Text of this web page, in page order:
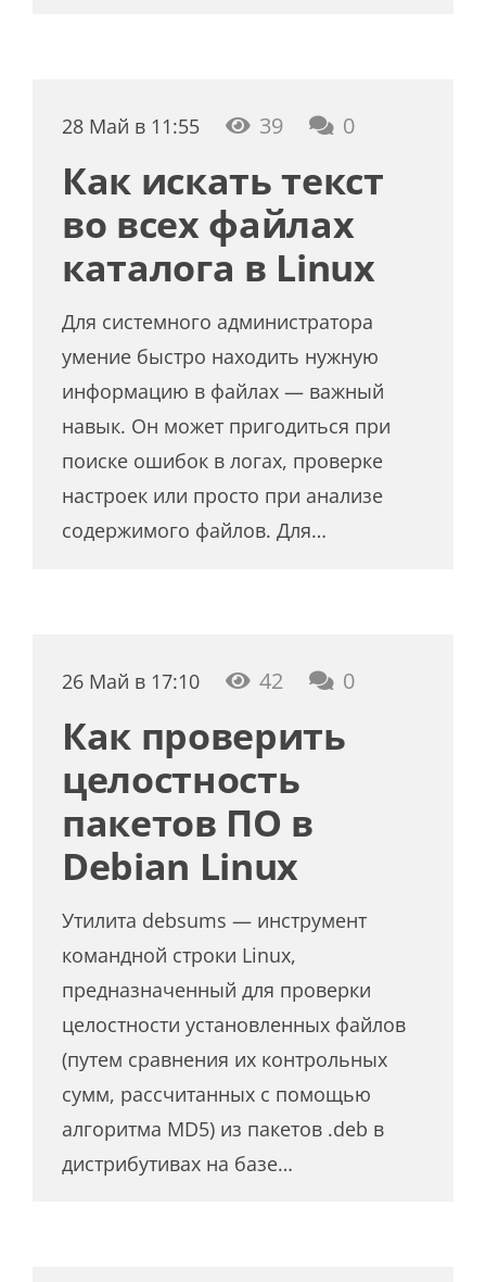
28 Май в 11:55 39 0
Как искать текст
во всех файлах
каталога в Linux
Для системного администратора
умение быстро находить нужную
информацию в файлах — важный
навык. Он может пригодиться при
поиске ошибок в логах, проверке
настроек или просто при анализе
содержимого файлов. Для…
26 Май в 17:10 42 0
Как проверить
целостность
пакетов ПО в
Debian Linux
Утилита debsums — инструмент
командной строки Linux,
предназначенный для проверки
целостности установленных файлов
(путем сравнения их контрольных
сумм, рассчитанных с помощью
алгоритма MD5) из пакетов .deb в
дистрибутивах на базе…